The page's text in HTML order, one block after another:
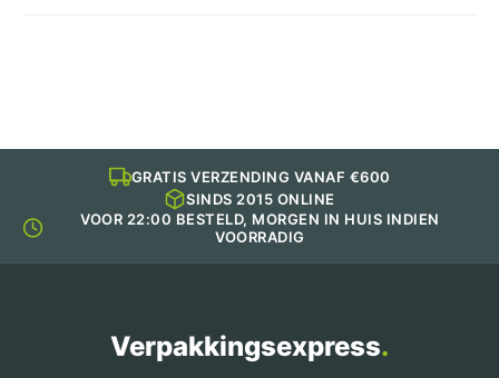
GRATIS VERZENDING VANAF €600
SINDS 2015 ONLINE
VOOR 22:00 BESTELD, MORGEN IN HUIS INDIEN
VOORRADIG
Verpakkingsexpress.